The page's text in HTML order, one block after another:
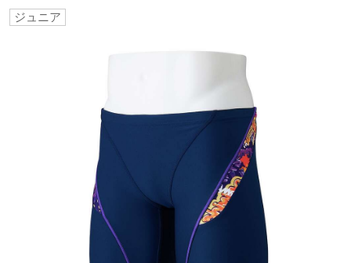
ライフスタイルウエア
サッカー／フットサル
トレーニング
野球
ジュニア